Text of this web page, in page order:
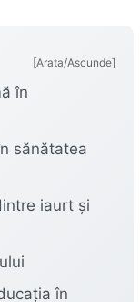
[Arata/Ascunde]
în
sănătatea
iaurt și
în